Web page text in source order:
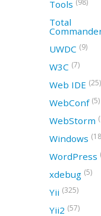
Tools (98)
Total
UWDC (9)
W3C (7)
Web IDE (25)
WebConf (5)
WebStorm
Windows
WordPress
xdebug (5)
Yii (325)
Yii2 (57)